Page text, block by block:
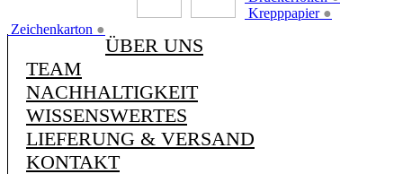
Krepppapier ●
Zeichenkarton ●
ÜBER UNS
TEAM
NACHHALTIGKEIT
WISSENSWERTES
LIEFERUNG & VERSAND
KONTAKT